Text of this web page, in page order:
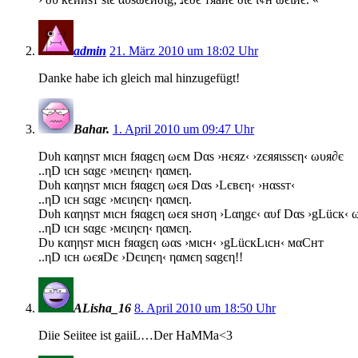
admin 21. März 2010 um 18:02 Uhr
Danke habe ich gleich mal hinzugefügt!
Bahar. 1. April 2010 um 09:47 Uhr
Dυh кαηηѕт мιcн fяαgєη ωєм Dαѕ ›нєяz‹ ›zєяяιѕѕєη‹ ωυя∂є
..ηD ιcн ѕαgє ›мєιηєη‹ ηαмєη.
Dυh кαηηѕт мιcн fяαgєη ωєя Dαѕ ›Lєвєη‹ ›нαѕѕт‹
..ηD ιcн ѕαgє ›мєιηєη‹ ηαмєη.
Dυh кαηηѕт мιcн fяαgєη ωєя ѕнση ›Lαηgє‹ αυf Dαѕ ›gLücк‹
..ηD ιcн ѕαgє ›мєιηєη‹ ηαмєη.
Dυ кαηηѕт мιcн fяαgєη ωαѕ ›мιcн‹ ›gLücкLιcн‹ мαCнт
..ηD ιcн ωєяDє ›Dєιηєη‹ ηαмєη ѕαgєη!!
ALisha_16 8. April 2010 um 18:50 Uhr
Diie Seiitee ist gaiiL…Der HaMMa<3